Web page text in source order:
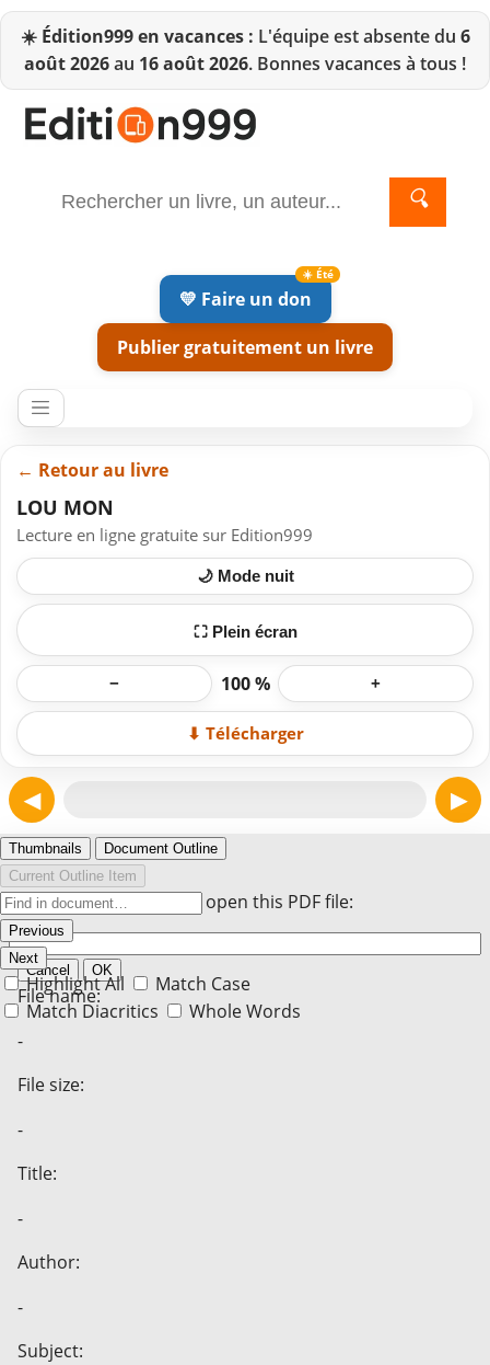
☀️ Édition999 en vacances : L'équipe est absente du 6
août 2026au 16 août 2026. Bonnes vacances à tous !
🔍
💛 Faire un don
Publier gratuitement un livre
← Retour au livre
LOU MON
Lecture en ligne gratuite sur Edition999
🌙 Mode nuit
⛶ Plein écran
− 100 % +
⬇ Télécharger
◀ ▶
Thumbnails
Document Outline
Current Outline Item
Previous
Next
Highlight All
Match Case
Match Diacritics
Whole Words
Enter the password to open this PDF file:
Cancel OK
File name:
-
File size:
-
Title:
-
Author:
-
Subject: